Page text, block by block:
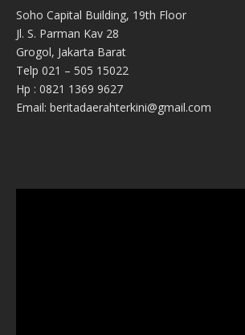
Soho Capital Building, 19th Floor
Jl. S. Parman Kav 28
Grogol, Jakarta Barat
Telp 021 – 505 15022
Hp : 0821 1369 9627
Email: beritadaerahterkini@gmail.com